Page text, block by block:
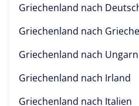
Griechenland nach
Griechenland nach
Griechenland nach Ungarn
Griechenland nach Irland
Griechenland nach Italien